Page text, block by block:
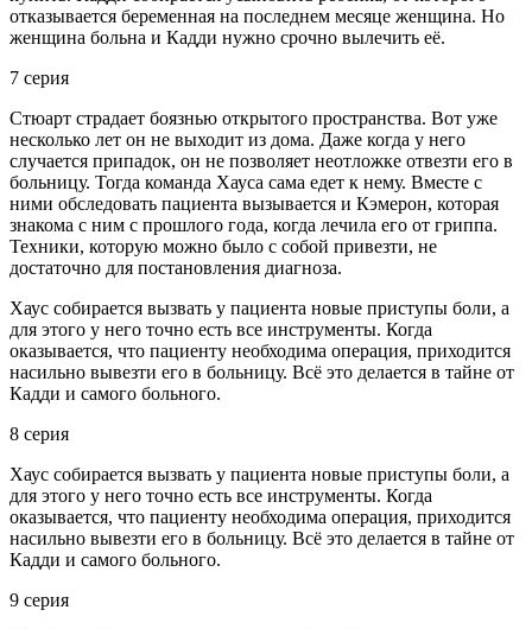
отказывается беременная на последнем месяце женщина. Но
женщина больна и Кадди нужно срочно вылечить её.
7 серия
Стюарт страдает боязнью открытого пространства. Вот уже
несколько лет он не выходит из дома. Даже когда у него
случается припадок, он не позволяет неотложке отвезти его в
больницу. Тогда команда Хауса сама едет к нему. Вместе с
ними обследовать пациента вызывается и Кэмерон, которая
знакома с ним с прошлого года, когда лечила его от гриппа.
Техники, которую можно было с собой привезти, не
достаточно для постановления диагноза.
Хаус собирается вызвать у пациента новые приступы боли, а
для этого у него точно есть все инструменты. Когда
оказывается, что пациенту необходима операция, приходится
насильно вывезти его в больницу. Всё это делается в тайне от
Кадди и самого больного.
8 серия
Хаус собирается вызвать у пациента новые приступы боли, а
для этого у него точно есть все инструменты. Когда
оказывается, что пациенту необходима операция, приходится
насильно вывезти его в больницу. Всё это делается в тайне от
Кадди и самого больного.
9 серия